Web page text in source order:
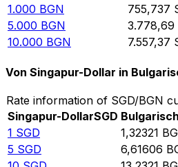
1.000 BGN 755,737
5.000 BGN 3.778,69
10.000 BGN 7.557,37
Von Singapur-Dollar in
Rate information of SGD/BGN
Singapur-DollarSGD
1 SGD 1,32321
5 SGD 6,61606